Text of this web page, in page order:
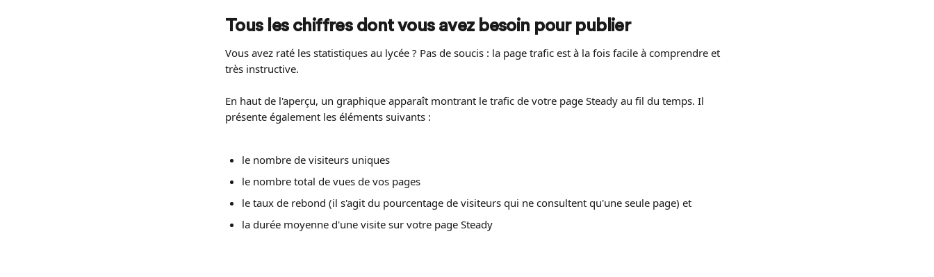
Tous les chiffres dont vous avez besoin pour publier
Vous avez raté les statistiques au lycée ? Pas de soucis : la page trafic est à la fois facile à comprendre et
très instructive.
En haut de l'aperçu, un graphique apparaît montrant le trafic de votre page Steady au fil du temps. Il
présente également les éléments suivants :
le nombre de visiteurs uniques
le nombre total de vues de vos pages
le taux de rebond (il s'agit du pourcentage de visiteurs qui ne consultent qu'une seule page) et
la durée moyenne d'une visite sur votre page Steady